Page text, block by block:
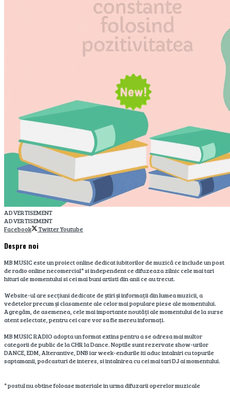
ADVERTISEMENT
ADVERTISEMENT
Facebook
TwitterYoutube
Despre noi
MB MUSIC este un proiect online dedicat iubitorilor de muzică ce include un post
de radio online necomercial* si independent ce difuzeaza zilnic cele mai tari
hituri ale momentului si cei mai buni artisti din anii ce au trecut.
Website-ul are secțiuni dedicate de știri și informații din lumea muzicii, a
vedetelor precum și clasamente ale celor mai populare piese ale momentului.
Agregăm, de asemenea, cele mai importante noutăți ale momentului de la surse
atent selectate, pentru cei care vor sa fie mereu informați.
MB MUSIC RADIO adopta un format extins pentru a se adresa mai multor
categorii de public de la CHR la Dance. Noptile sunt rezervate show-urilor
DANCE, EDM, Alterantive, DNB iar week-endurile iti aduc intalniri cu topurile
saptamanii, podcasturi de interes, si intalnirea cu cei mai tari DJ ai momentului.
* postul nu obtine foloase materiale in urma difuzarii operelor muzicale